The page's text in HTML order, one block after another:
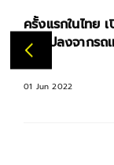
กลุ่ม ปตท. -
EV ครบวงจร
by NATT W.